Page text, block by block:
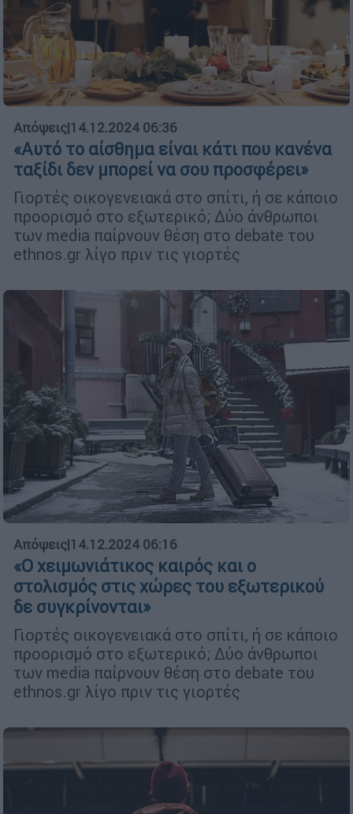
Απόψεις|14.12.2024 06:36
«Αυτό το αίσθημα είναι κάτι που κανένα
ταξίδι δεν μπορεί να σου προσφέρει»
Γιορτές οικογενειακά στο σπίτι, ή σε κάποιο
προορισμό στο εξωτερικό; Δύο άνθρωποι
των media παίρνουν θέση στο debate του
ethnos.gr λίγο πριν τις γιορτές
Απόψεις|14.12.2024 06:16
«Ο χειμωνιάτικος καιρός και ο
στολισμός στις χώρες του εξωτερικού
δε συγκρίνονται»
Γιορτές οικογενειακά στο σπίτι, ή σε κάποιο
προορισμό στο εξωτερικό; Δύο άνθρωποι
των media παίρνουν θέση στο debate του
ethnos.gr λίγο πριν τις γιορτές